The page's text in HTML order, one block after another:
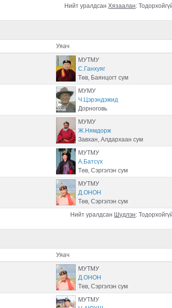
Нийт уралдсанХязаалан:
Уяач
МУТМУ
С.Ганхуяг
Төв, Баянцогт сум
МУМУ
Ч.Цэрэндэжид
Дорноговь
МУМУ
Ж.Нямдорж
Завхан, Алдархаан сум
МУТМУ
А.Батсүх
Төв, Сэргэлэн сум
МУТМУ
Д.ОНОН
Төв, Сэргэлэн сум
Нийт уралдсан Шүдлэн:
Уяач
МУТМУ
Д.ОНОН
Төв, Сэргэлэн сум
МУТМУ